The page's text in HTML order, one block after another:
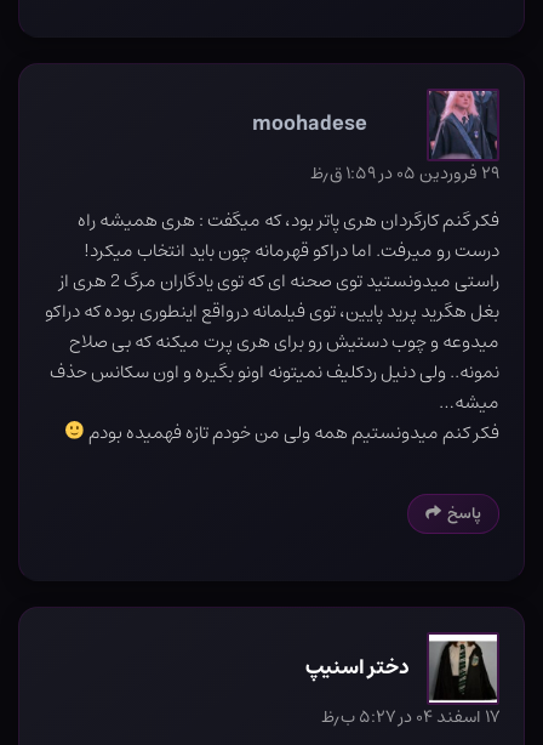
moohadese
۲۹ فروردین ۰۵ در ۱:۵۹ ق٫ظ
فکر گنم کارگردان هری پاتر بود، که میگفت : هری همیشه راه
درست رو میرفت. اما دراکو قهرمانه چون باید انتخاب میکرد!
راستی میدونستید توی صحنه ای که توی یادگاران مرگ 2 هری از
بغل هگرید پرید پایین، توی فیلمانه درواقع اینطوری بوده که دراکو
میدوعه و چوب دستیش رو برای هری پرت میکنه که بی صلاح
نمونه.. ولی دنیل ردکلیف نمیتونه اونو بگیره و اون سکانس حذف
میشه…
فکر کنم میدونستیم همه ولی من خودم تازه فهمیده بودم
پاسخ
دختر اسنیپ